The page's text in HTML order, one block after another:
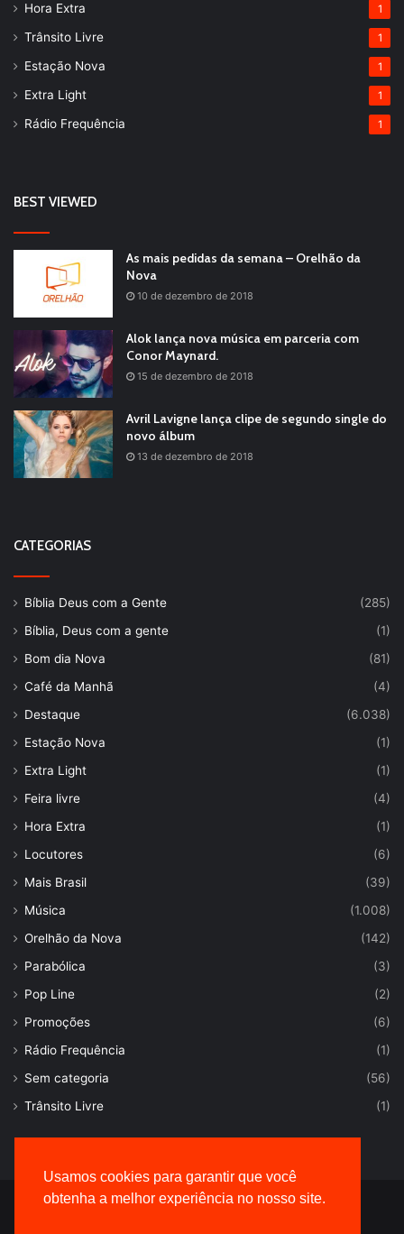
Usamos cookies para garantir que você
obtenha a melhor experiência no nosso site.
Hora Extra 1
Trânsito Livre 1
Estação Nova 1
Extra Light 1
Rádio Frequência 1
BEST VIEWED
As mais pedidas da semana – Orelhão da
Nova
10 de dezembro de 2018
Alok lança nova música em parceria com
Conor Maynard.
15 de dezembro de 2018
Avril Lavigne lança clipe de segundo single do
novo álbum
13 de dezembro de 2018
CATEGORIAS
Bíblia Deus com a Gente
(285)
Bíblia, Deus com a gente
(1)
Bom dia Nova
(81)
Café da Manhã
(4)
Destaque
(6.038)
Estação Nova
(1)
Extra Light
(1)
Feira livre
(4)
Hora Extra
(1)
Locutores
(6)
Mais Brasil
(39)
Música
(1.008)
Orelhão da Nova
(142)
Parabólica
(3)
Pop Line
(2)
Promoções
(6)
Rádio Frequência
(1)
Sem categoria
(56)
Trânsito Livre
(1)